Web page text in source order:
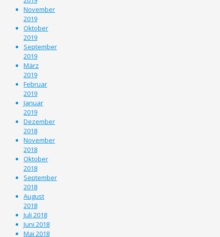
November
2019
Oktober
2019
September
2019
März
2019
Februar
2019
Januar
2019
Dezember
2018
November
2018
Oktober
2018
September
2018
August
2018
Juli 2018
Juni 2018
Mai 2018